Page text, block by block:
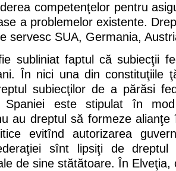
competenţelor pentru
a problemelor existente.
servesc SUA, Germania,
subliniat faptul că subiecţii
În nici una din constituţiile
subiecţilor de a părăsi
Spaniei este stipulat în
au dreptul să formeze
evitînd autorizarea
sînt lipsiţi de
de sine stătătoare. În Elveţia,